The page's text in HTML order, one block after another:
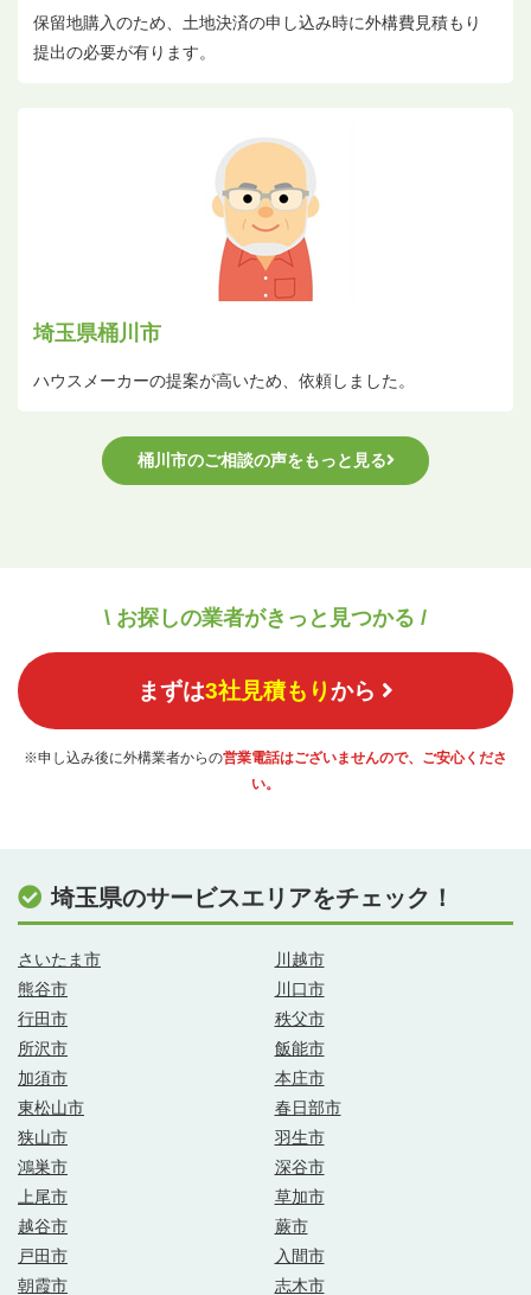
保留地購入のため、土地決済の申し込み時に外構費見積もり
提出の必要が有ります。
埼玉県桶川市
ハウスメーカーの提案が高いため、依頼しました。
桶川市のご相談の声をもっと見る
\ お探しの業者がきっと見つかる /
まずは3社見積もりから
※申し込み後に外構業者からの営業電話はございませんので、ご安心くださ
い。
埼玉県のサービスエリアをチェック！
さいたま市
川越市
熊谷市
川口市
行田市
秩父市
所沢市
飯能市
加須市
本庄市
東松山市
春日部市
狭山市
羽生市
鴻巣市
深谷市
上尾市
草加市
越谷市
蕨市
戸田市
入間市
朝霞市
志木市